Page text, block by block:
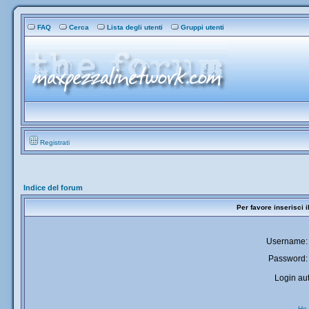
FAQ Cerca Lista degli utenti Gruppi utenti
Registrati
Indice del forum
Per favore inserisci
Username:
Password:
Login